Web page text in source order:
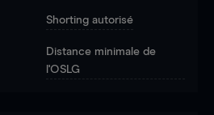
Shorting autorisé
Distance minimale de
l'OSLG